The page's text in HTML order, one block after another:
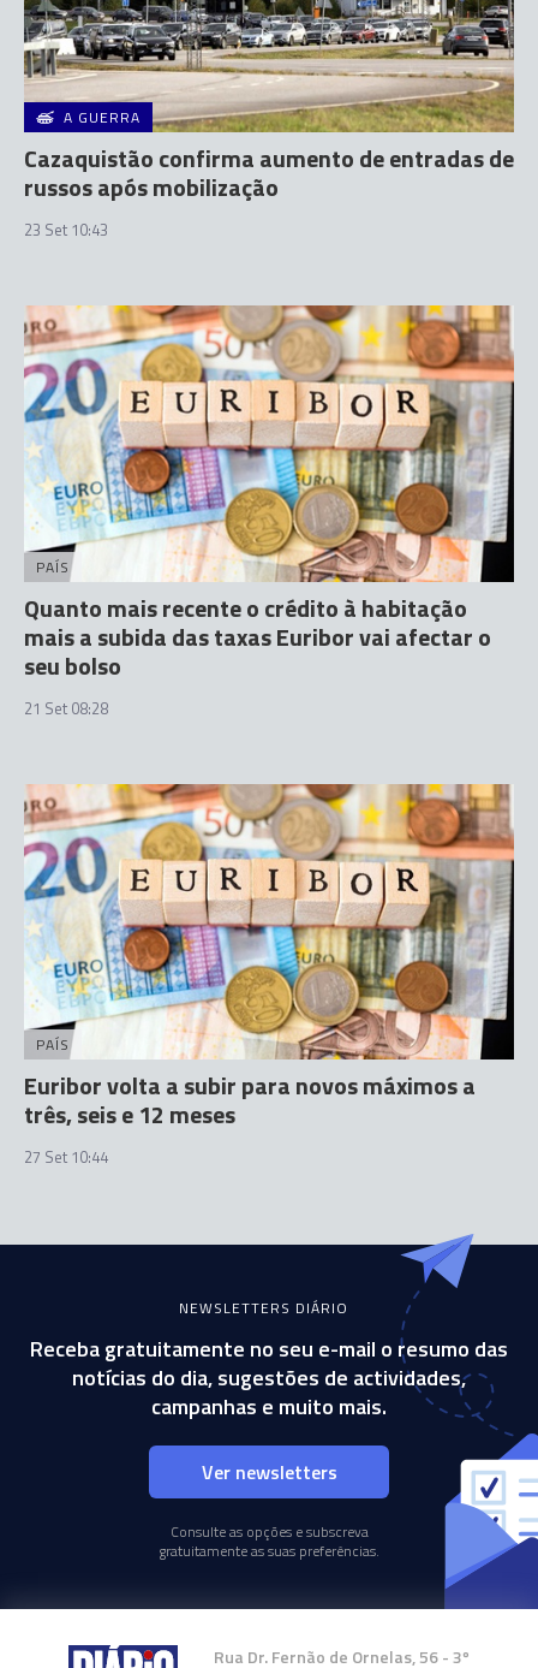
A GUERRA
Cazaquistão confirma aumento de entradas de
russos após mobilização
23 Set 10:43
PAÍS
Quanto mais recente o crédito à habitação
mais a subida das taxas Euribor vai afectar o
seu bolso
21 Set 08:28
PAÍS
Euribor volta a subir para novos máximos a
três, seis e 12 meses
27 Set 10:44
NEWSLETTERS DIÁRIO
Receba gratuitamente no seu e-mail o resumo das
notícias do dia, sugestões de actividades,
campanhas e muito mais.
Ver newsletters
Consulte as opções e subscreva
gratuitamente as suas preferências.
Rua Dr. Fernão de Ornelas, 56 - 3º